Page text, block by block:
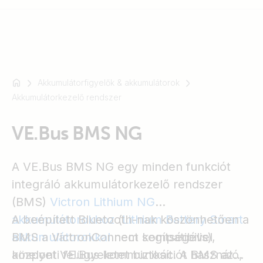
Például
SmartSolar
SmartShunt
Akkumulátorfigyelők & akkumulátorok
Akkumulátorkezelő rendszer
VE.Bus BMS NG
A VE.Bus BMS NG egy minden funkciót
integráló akkumulátorkezelő rendszer
(BMS) Victron Lithium NG
akkumulátorokhoz(Lithium Battery Smart
akkumulátorokkalnem kompatibilis),
amelyet VE.Bus kommunikációt használó,
A beépített Bluetooth-nak köszönhetően a
BMS a VictronConnect segítségével
központi felügyeletet biztosít. A BMS az